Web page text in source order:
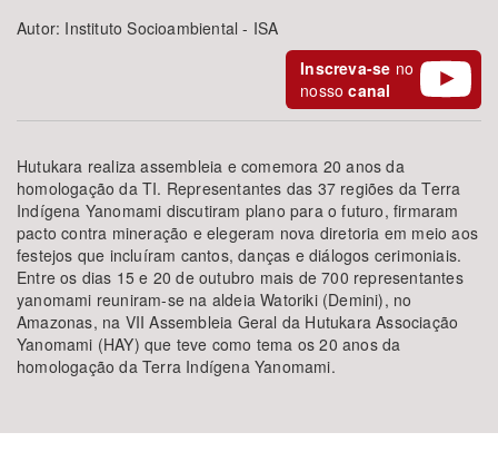
Subtema
Área de Levantamento
Área Protegida
BUSCAR
Autor: Instituto Socioambiental - ISA
Inscreva-se no
nossocanal
Hutukara realiza assembleia e comemora 20 anos da
homologação da TI. Representantes das 37 regiões da Terra
Indígena Yanomami discutiram plano para o futuro, firmaram
pacto contra mineração e elegeram nova diretoria em meio aos
festejos que incluíram cantos, danças e diálogos cerimoniais.
Entre os dias 15 e 20 de outubro mais de 700 representantes
yanomami reuniram-se na aldeia Watoriki (Demini), no
Amazonas, na VII Assembleia Geral da Hutukara Associação
Yanomami (HAY) que teve como tema os 20 anos da
homologação da Terra Indígena Yanomami.